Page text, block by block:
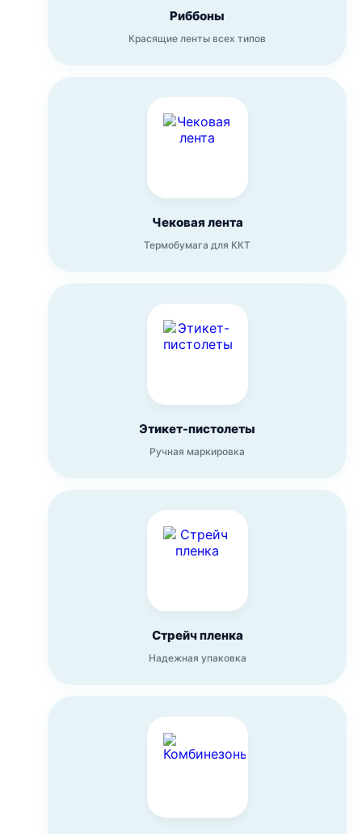
Риббоны
Красящие ленты всех типов
Чековая лента
Термобумага для ККТ
Этикет-пистолеты
Ручная маркировка
Стрейч пленка
Надежная упаковка